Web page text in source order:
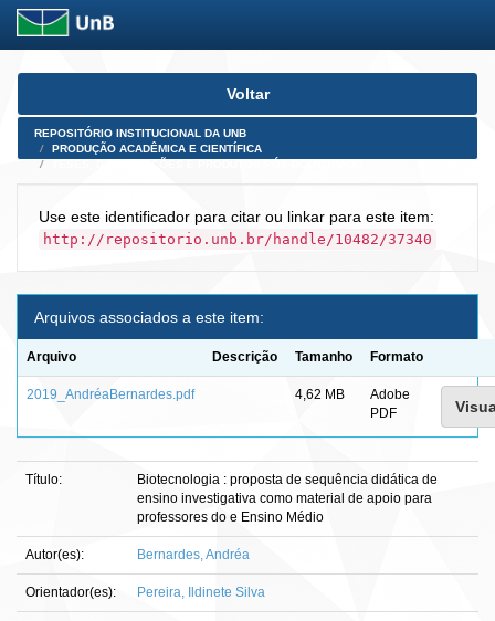
Skip
Voltar
REPOSITÓRIO INSTITUCIONAL DA UNB
PRODUÇÃO ACADÊMICA E CIENTÍFICA
Use este identificador para citar ou linkar para este item:
http://repositorio.unb.br/handle/10482/37340
Arquivos associados a este item:
Arquivo Descrição Tamanho Formato
2019_AndréaBernardes.pdf 4,62 MB
Adobe
PDF
Título:
Biotecnologia : proposta de sequência didática de
ensino investigativa como material de apoio para
professores do e Ensino Médio
Autor(es): Bernardes, Andréa
Orientador(es): Pereira, Ildinete Silva